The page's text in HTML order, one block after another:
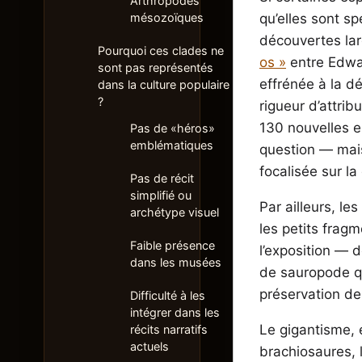
mésozoïques
Pourquoi ces clades ne
sont pas représentés
dans la culture populaire
?
Pas de «héros»
emblématiques
Pas de récit
simplifié ou
archétype visuel
Faible présence
dans les musées
Difficulté à les
intégrer dans les
récits narratifs
actuels
qu’elles sont
découvertes
os » entre
effrénée à la
rigueur
130 nouvelles
question —
focalisée sur
Par ailleurs,
les petits
l’exposition —
de sauropode
préservation
Le gigantisme,